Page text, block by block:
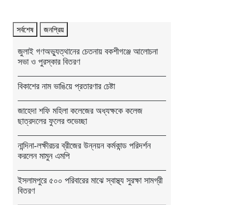
সর্বশেষ জনপ্রিয়
জুলাই গণঅভ্যুত্থানের চেতনায় বকশীগঞ্জে আলোচনা
সভা ও পুরস্কার বিতরণ
বিকাশের নাম ভাঙিয়ে প্রতারণার চেষ্টা
জাহেদা শফি মহিলা কলেজের অধ্যক্ষকে কলেজ
ছাত্রদলের ফুলের শুভেচ্ছা
নান্দিনা-লক্ষীরচর ব্রীজের উন্নয়ন কর্মকান্ড পরিদর্শন
করলেন মামুন এমপি
ইসলামপুরে ৫০০ পরিবারের মাঝে স্বাস্থ্য সুরক্ষা সামগ্রী
বিতরণ